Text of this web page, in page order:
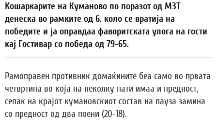
Кошаркарите на Куманово по поразот од МЗТ
денеска во рамките од 6. коло се вратија на
победите и ја оправдаа фаворитската улога на гости
кај Гостивар со победа од 79-65.
Рамоправен противник домаќините беа само во првата
четвртина во која на неколку пати имаа и предност,
сепак на крајот кумановскиот состав на пауза замина
со предност од два поени (20-18).